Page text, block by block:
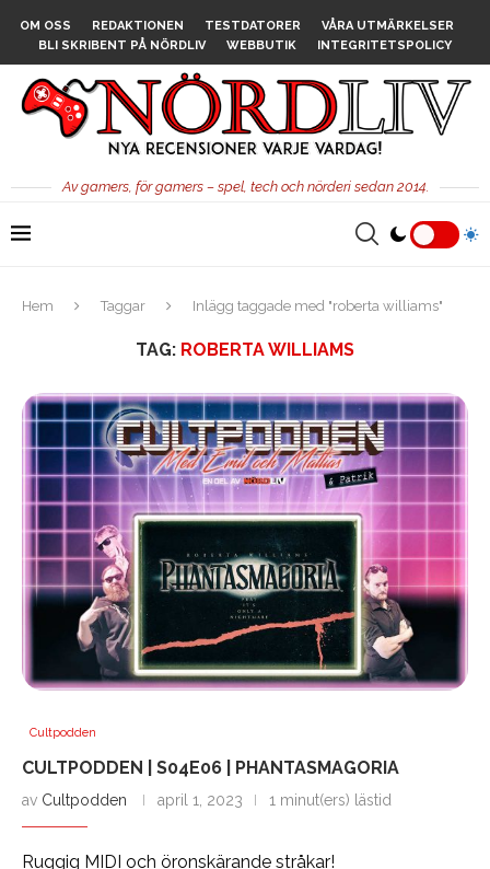
OM OSS REDAKTIONEN TESTDATORER
VÅRA UTMÄRKELSER
BLI SKRIBENT PÅ NÖRDLIV
WEBBUTIK INTEGRITETSPOLICY
Av gamers, för gamers – spel, tech och nörderi sedan 2014.
Hem Taggar Inlägg taggade med "roberta williams"
TAG: ROBERTA WILLIAMS
Cultpodden
CULTPODDEN | S04E06 | PHANTASMAGORIA
av Cultpodden april 1, 2023 1 minut(ers) lästid
Ruggig MIDI och öronskärande stråkar!